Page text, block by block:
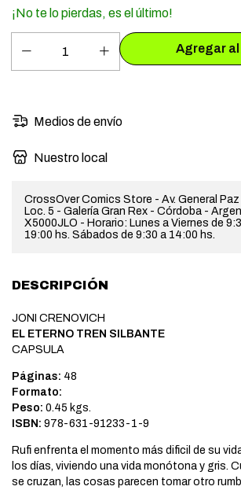
¡No te lo pierdas, es el último!
Medios de envío
Nuestro local
CrossOver Comics Store - Av. General
Loc. 5 - Galería Gran Rex - Córdoba -
X5000JLO - Horario: Lunes a Viernes de
19:00 hs. Sábados de 9:30 a 14:00 hs.
DESCRIPCIÓN
JONI CRENOVICH
EL ETERNO TREN SILBANTE
CAPSULA
Páginas: 48
Formato:
Peso: 0.45 kgs.
ISBN: 978-631-91233-1-9
Rufi enfrenta el momento más dificil de su
los días, viviendo una vida monótona y gris.
se cruzan, las cosas parecen tomar otro